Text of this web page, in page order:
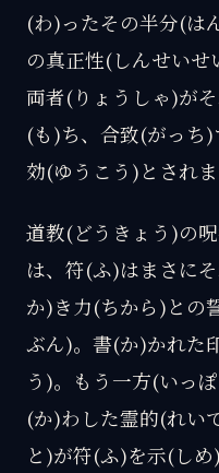
(わ)ったその半分(は
の真正性(しんせいせ
両者(りょうしゃ)が
(も)ち、合致(がっち
効(ゆうこう)とされま
道教(どうきょう)の
は、符(ふ)はまさに
か)き力(ちから)との
ぶん)。書(か)かれた
う)。もう一方(いっ
(か)わした霊的(れい
と)が符(ふ)を示(し